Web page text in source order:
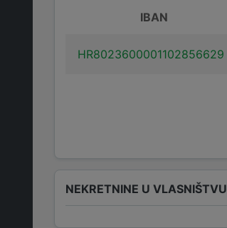
IBAN
HR8023600001102856629
NEKRETNINE U VLASNIŠTVU